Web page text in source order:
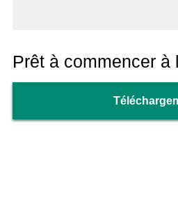
Prêt à commencer à